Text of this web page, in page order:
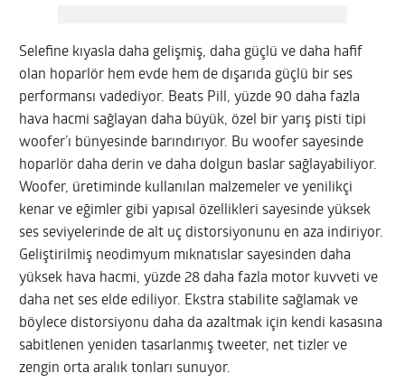
Selefine kıyasla daha gelişmiş, daha güçlü ve daha hafif
olan hoparlör hem evde hem de dışarıda güçlü bir ses
performansı vadediyor. Beats Pill, yüzde 90 daha fazla
hava hacmi sağlayan daha büyük, özel bir yarış pisti tipi
woofer’ı bünyesinde barındırıyor. Bu woofer sayesinde
hoparlör daha derin ve daha dolgun baslar sağlayabiliyor.
Woofer, üretiminde kullanılan malzemeler ve yenilikçi
kenar ve eğimler gibi yapısal özellikleri sayesinde yüksek
ses seviyelerinde de alt uç distorsiyonunu en aza indiriyor.
Geliştirilmiş neodimyum mıknatıslar sayesinden daha
yüksek hava hacmi, yüzde 28 daha fazla motor kuvveti ve
daha net ses elde ediliyor. Ekstra stabilite sağlamak ve
böylece distorsiyonu daha da azaltmak için kendi kasasına
sabitlenen yeniden tasarlanmış tweeter, net tizler ve
zengin orta aralık tonları sunuyor.